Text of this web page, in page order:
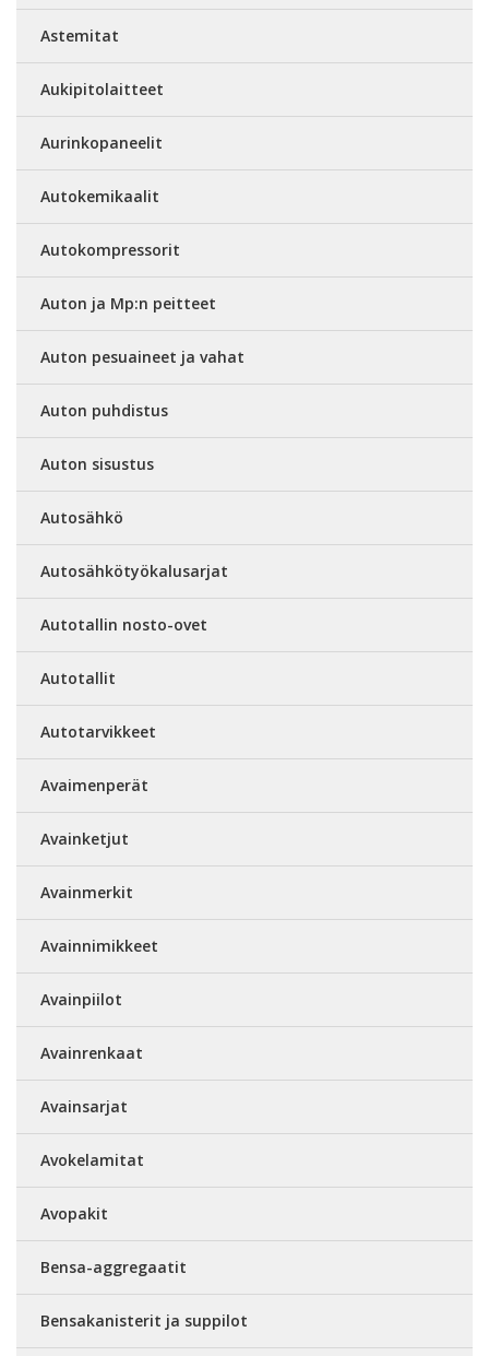
Astemitat
Aukipitolaitteet
Aurinkopaneelit
Autokemikaalit
Autokompressorit
Auton ja Mp:n peitteet
Auton pesuaineet ja vahat
Auton puhdistus
Auton sisustus
Autosähkö
Autosähkötyökalusarjat
Autotallin nosto-ovet
Autotallit
Autotarvikkeet
Avaimenperät
Avainketjut
Avainmerkit
Avainnimikkeet
Avainpiilot
Avainrenkaat
Avainsarjat
Avokelamitat
Avopakit
Bensa-aggregaatit
Bensakanisterit ja suppilot